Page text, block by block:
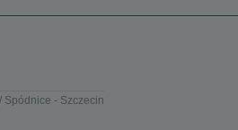
Spódnice - Szczecin